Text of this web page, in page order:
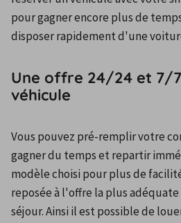
pour gagner encore plus de
disposer rapidement d'une
Une offre 24/24 et 7/
véhicule
Vous pouvez pré-remplir votre
gagner du temps et repartir
modèle choisi pour plus de
reposée à l'offre la plus
séjour. Ainsi il est possible de